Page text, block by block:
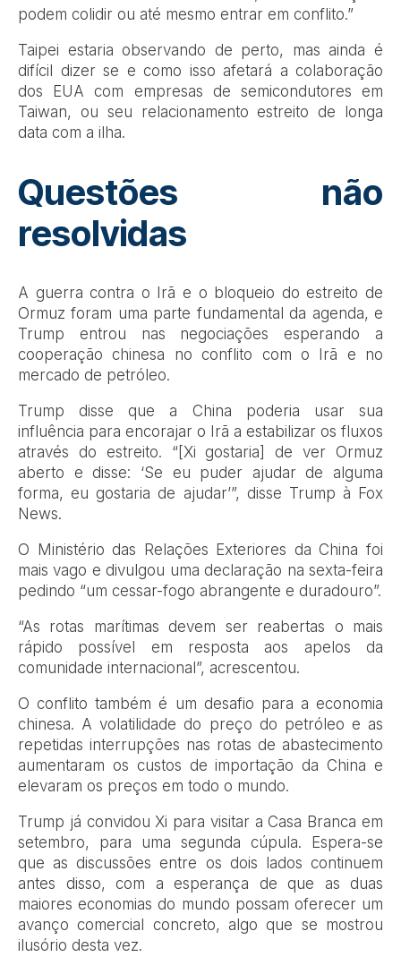
podem colidir ou até mesmo entrar em conflito.”
Taipei estaria observando de perto, mas ainda é
difícil dizer se e como isso afetará a colaboração
dos EUA com empresas de semicondutores em
Taiwan, ou seu relacionamento estreito de longa
data com a ilha.
Questões não
resolvidas
A guerra contra o Irã e o bloqueio do estreito de
Ormuz foram uma parte fundamental da agenda, e
Trump entrou nas negociações esperando a
cooperação chinesa no conflito com o Irã e no
mercado de petróleo.
Trump disse que a China poderia usar sua
influência para encorajar o Irã a estabilizar os fluxos
através do estreito. “[Xi gostaria] de ver Ormuz
aberto e disse: ‘Se eu puder ajudar de alguma
forma, eu gostaria de ajudar’”, disse Trump à Fox
News.
O Ministério das Relações Exteriores da China foi
mais vago e divulgou uma declaração na sexta-feira
pedindo “um cessar-fogo abrangente e duradouro”.
“As rotas marítimas devem ser reabertas o mais
rápido possível em resposta aos apelos da
comunidade internacional”, acrescentou.
O conflito também é um desafio para a economia
chinesa. A volatilidade do preço do petróleo e as
repetidas interrupções nas rotas de abastecimento
aumentaram os custos de importação da China e
elevaram os preços em todo o mundo.
Trump já convidou Xi para visitar a Casa Branca em
setembro, para uma segunda cúpula. Espera-se
que as discussões entre os dois lados continuem
antes disso, com a esperança de que as duas
maiores economias do mundo possam oferecer um
avanço comercial concreto, algo que se mostrou
ilusório desta vez.